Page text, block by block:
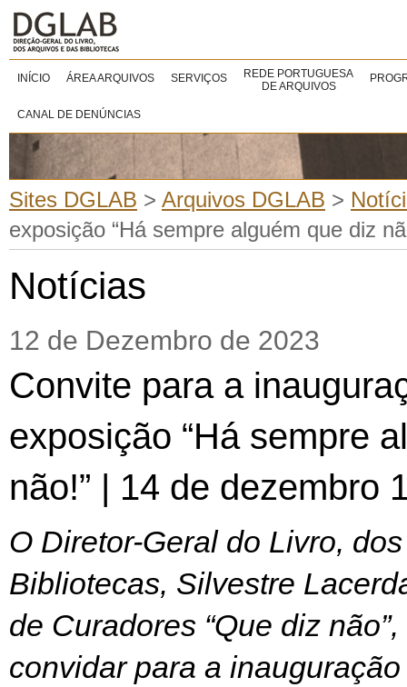
INÍCIO ÁREA ARQUIVOS SERVIÇOS
REDE PORTUGUESA
DE ARQUIVOS
CANAL DE DENÚNCIAS
Sites DGLAB > Arquivos DGLAB >
exposição “Há sempre alguém que diz
Notícias
12 de Dezembro de 2023
Convite para a
exposição “Há sempre
não!” | 14 de dezembro
O Diretor-Geral do Livro,
Bibliotecas, Silvestre
de Curadores “Que diz
convidar para a